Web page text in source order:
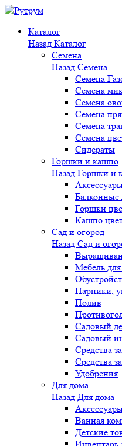
Каталог
Назад Каталог
Семена
Назад Семена
Семена
Семена
Семена
Семена
Семена
Семена
Сидераты
Горшки и кашпо
Назад Горшки и
Горшки
Кашпо
Сад и огород
Назад Сад и
Мебель для
Парники,
Полив
Садовый
Садовый
Средства
Средства
Удобрения
Для дома
Назад Для дома
Ванная
Детские